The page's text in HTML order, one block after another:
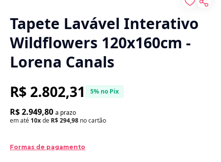
Tapete Lavável Interativo
Wildflowers 120x160cm -
Lorena Canals
R$ 2.802,31 5% no Pix
R$ 2.949,80 a prazo
em até 10xde R$ 294,98 no cartão
Formas de pagamento